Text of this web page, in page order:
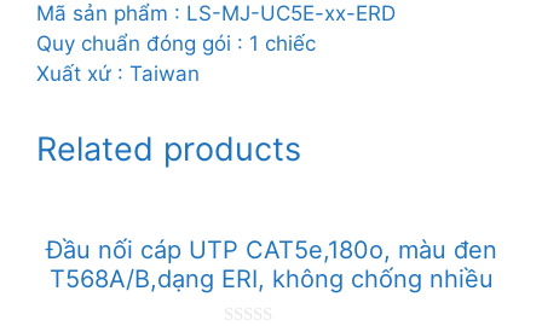
Mã sản phẩm : LS-MJ-UC5E-xx-ERD
Quy chuẩn đóng gói : 1 chiếc
Xuất xứ : Taiwan
Related products
Đầu nối cáp UTP CAT5e,180o, màu đen
T568A/B,dạng ERI, không chống nhiều